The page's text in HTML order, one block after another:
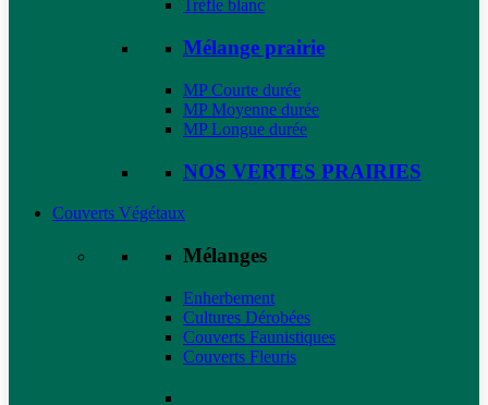
Trèfle blanc
Mélange prairie
MP Courte durée
MP Moyenne durée
MP Longue durée
NOS VERTES PRAIRIES
Couverts Végétaux
Mélanges
Enherbement
Cultures Dérobées
Couverts Faunistiques
Couverts Fleuris